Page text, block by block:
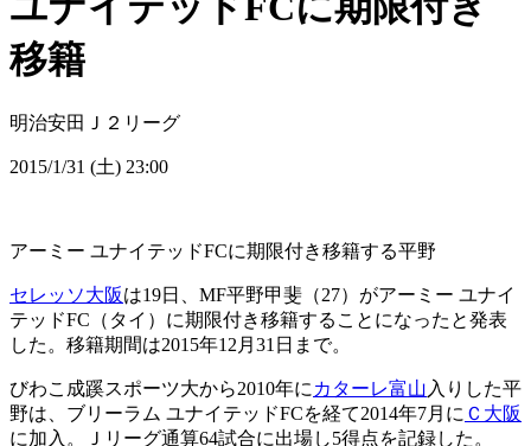
移籍
明治安田Ｊ２リーグ
2015/1/31 (土) 23:00
アーミー ユナイテッドFCに期限付き移籍する平野
セレッソ大阪は19日、MF平野甲斐（27）がアーミー ユナイ
テッドFC（タイ）に期限付き移籍することになったと発表
した。移籍期間は2015年12月31日まで。
びわこ成蹊スポーツ大から2010年に カターレ富山 入りした平
野は、ブリーラム ユナイテッドFCを経て2014年7月に Ｃ大阪
に加入。Ｊリーグ通算64試合に出場し5得点を記録した。